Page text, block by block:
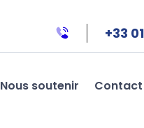
+33
Nous soutenir Contact